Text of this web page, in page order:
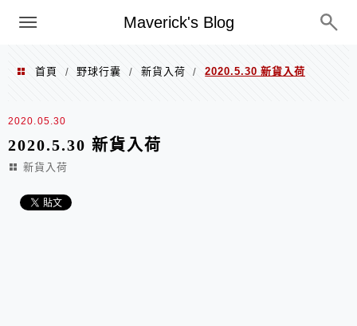
Maverick's Blog
Menu
首頁 / 野球行囊 / 新貨入荷 / 2020.5.30 新貨入荷
2020.05.30
2020.5.30 新貨入荷
新貨入荷